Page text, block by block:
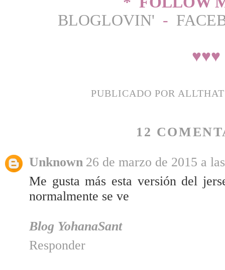
BLOGLOVIN' -
♥♥♥
PUBLICADO POR
12
Unknown 26 de marzo de 2015 a
Me gusta más esta versión del
normalmente se ve
Blog YohanaSant
Responder